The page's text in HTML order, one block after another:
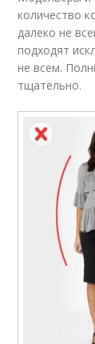
количество
далеко не
подходят
не всем.
тщательно.